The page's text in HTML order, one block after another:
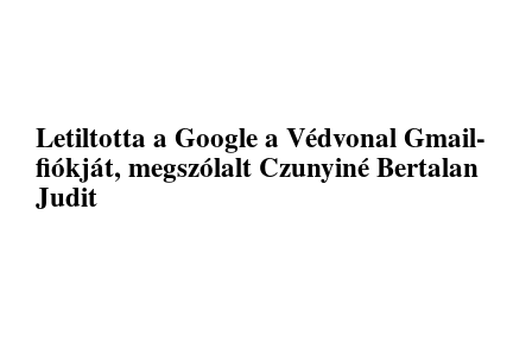
Letiltotta a Google a Védvonal Gmail-
fiókját, megszólalt Czunyiné Bertalan
Judit